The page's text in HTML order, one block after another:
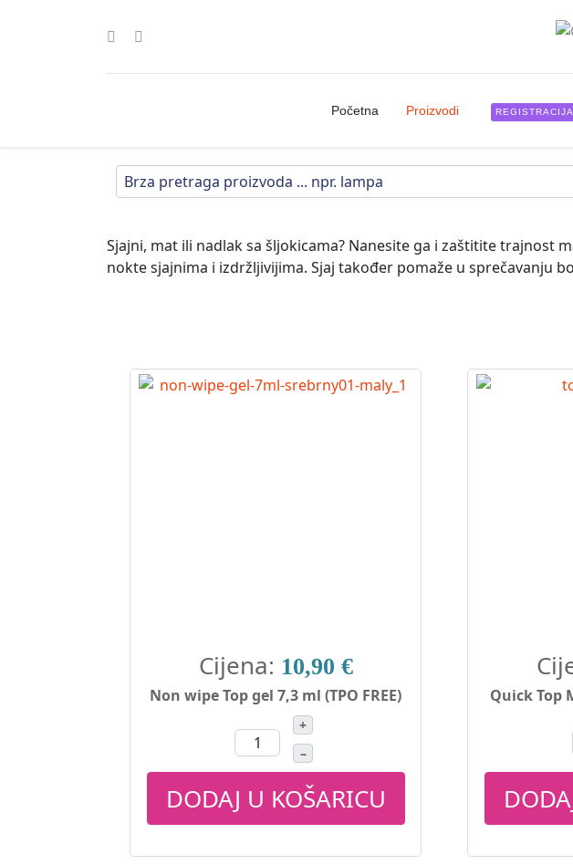
Početna Proizvodi REGISTRACIJA
Sjajni, mat ili nadlak sa šljokicama? Nanesite ga i zaštitite trajnost
nokte sjajnima i izdržljivijima. Sjaj također pomaže u sprečavanju
Cijena: 10,90 €
Non wipe Top gel 7,3 ml (TPO FREE)
+
–
DODAJ U KOŠARICU
Quick Top